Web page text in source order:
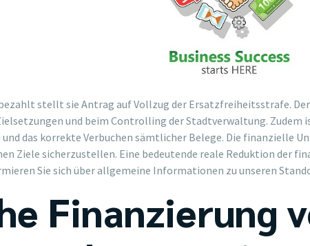
stellt sie Antrag auf Vollzug der Ersatzfreiheitsstrafe.
und beim Controlling der Stadtverwaltung. Zudem
das korrekte Verbuchen sämtlicher Belege. Die finanzielle
Ziele sicherzustellen. Eine bedeutende reale Reduktion der
Sie sich über allgemeine Informationen zu unseren
Finanzierung